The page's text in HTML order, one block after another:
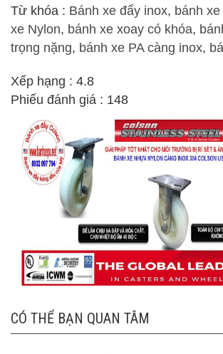
Từ khóa : Bánh xe đẩy inox, bánh
xe Nylon, bánh xe xoay có khóa,
trọng nặng, bánh xe PA càng inox,
Xếp hạng : 4.8
Phiếu đánh giá : 148
CÓ THỂ BẠN QUAN TÂM